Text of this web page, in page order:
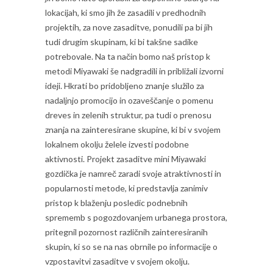
lokacijah, ki smo jih že zasadili v predhodnih
projektih, za nove zasaditve, ponudili pa bi jih
tudi drugim skupinam, ki bi takšne sadike
potrebovale. Na ta način bomo naš pristop k
metodi Miyawaki še nadgradili in približali izvorni
ideji. Hkrati bo pridobljeno znanje služilo za
nadaljnjo promocijo in ozaveščanje o pomenu
dreves in zelenih struktur, pa tudi o prenosu
znanja na zainteresirane skupine, ki bi v svojem
lokalnem okolju želele izvesti podobne
aktivnosti. Projekt zasaditve mini Miyawaki
gozdička je namreč zaradi svoje atraktivnosti in
popularnosti metode, ki predstavlja zanimiv
pristop k blaženju posledic podnebnih
sprememb s pogozdovanjem urbanega prostora,
pritegnil pozornost različnih zainteresiranih
skupin, ki so se na nas obrnile po informacije o
vzpostavitvi zasaditve v svojem okolju.